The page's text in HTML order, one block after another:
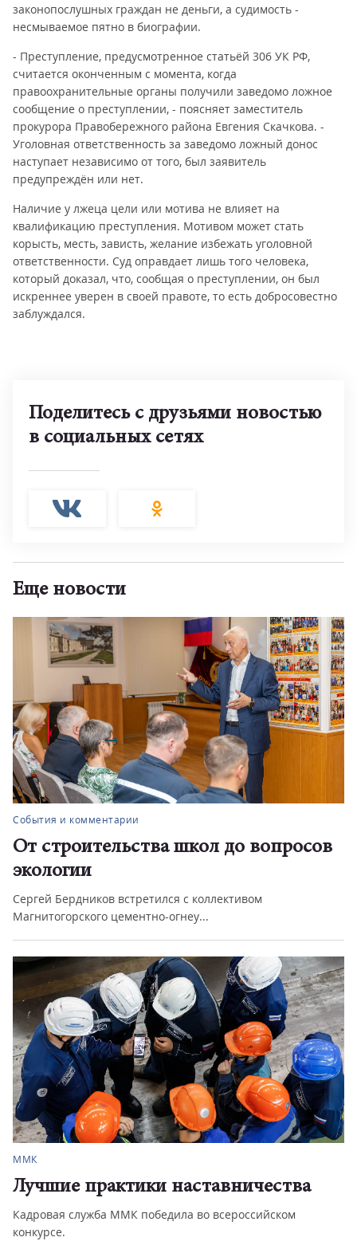
законопослушных граждан не деньги, а судимость -
несмываемое пятно в биографии.
- Преступление, предусмотренное статьёй 306 УК РФ,
считается оконченным с момента, когда
правоохранительные органы получили заведомо ложное
сообщение о преступлении, - поясняет заместитель
прокурора Правобережного района Евгения Скачкова. -
Уголовная ответственность за заведомо ложный донос
наступает независимо от того, был заявитель
предупреждён или нет.
Наличие у лжеца цели или мотива не влияет на
квалификацию преступления. Мотивом может стать
корысть, месть, зависть, желание избежать уголовной
ответственности. Суд оправдает лишь того человека,
который доказал, что, сообщая о преступлении, он был
искреннее уверен в своей правоте, то есть добросовестно
заблуждался.
Поделитесь с друзьями новостью
в социальных сетях
Еще новости
Социум
Социальная архитектура – основа
будущего
Новые инструменты взаимодействия нужны, чтобы работа
во благо жителей бы...
Город
Рост нужно контролировать
Регулярный покос травы – это не просто эстетика, а
безопасность и здоров...